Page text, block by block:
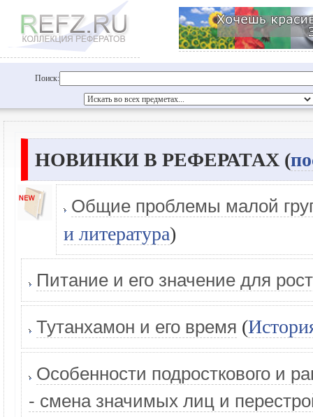
Поиск:
НОВИНКИ В РЕФЕРАТАХ (
Общие проблемы малой
и литература)
Питание и его значение для
Тутанхамон и его время (
Особенности подросткового и
- смена значимых лиц и